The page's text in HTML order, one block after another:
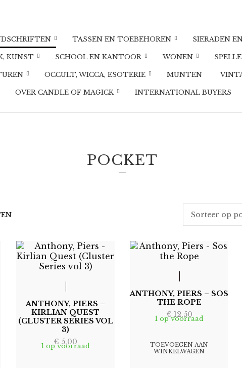
TASSEN EN TOEBEHOREN SIERADEN
KUNST SCHOOL EN KANTOOR WONEN
OCCULT, WICCA, ESOTERIE MUNTEN
OVER CANDLE OF MAGICK INTERNATIONAL BUYERS
POCKET
GESORTEERD
ANTHONY, PIERS –
KIRLIAN QUEST
(CLUSTER SERIES VOL
3)
€ 5,00
1 op voorraad
ANTHONY, PIERS – SOS
THE ROPE
€ 12,50
1 op voorraad
TOEVOEGEN AAN
WINKELWAGEN